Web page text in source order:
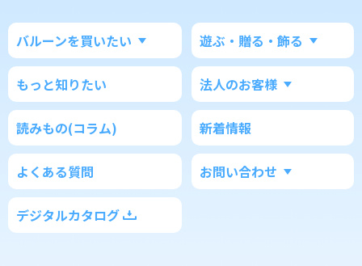
バルーンを買いたい 遊ぶ・贈る・飾る
もっと知りたい 法人のお客様
読みもの(コラム) 新着情報
よくある質問 お問い合わせ
デジタルカタログ